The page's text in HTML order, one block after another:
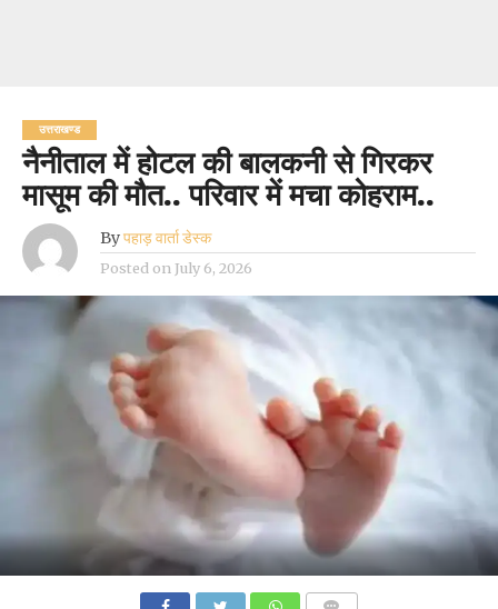
उत्तराखण्ड
नैनीताल में होटल की बालकनी से गिरकर
मासूम की मौत.. परिवार में मचा कोहराम..
Byपहाड़ वार्ता डेस्क
Posted on July 6, 2026